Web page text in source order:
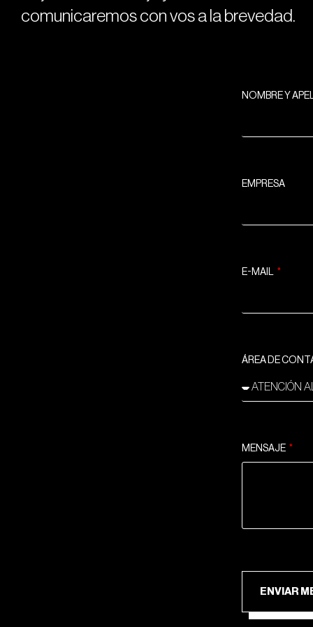
comunicaremos con vos a la brevedad.
NOMBRE Y
EMPRESA
E-MAIL
ÁREA DE
MENSAJE